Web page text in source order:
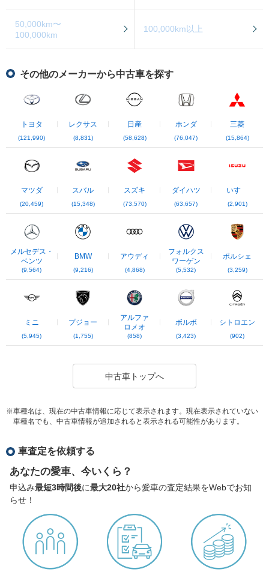
50,000km〜
100,000km
100,000km以上
その他のメーカーから中古車を探す
トヨタ
(121,990)
レクサス
(8,831)
日産
(58,628)
ホンダ
(76,047)
三菱
(15,864)
マツダ
(20,459)
スバル
(15,348)
スズキ
(73,570)
ダイハツ
(63,657)
いすゞ
(2,901)
メルセデス・
ベンツ
(9,564)
BMW
(9,216)
アウディ
(4,868)
フォルクス
ワーゲン
(5,532)
ポルシェ
(3,259)
ミニ
(5,945)
プジョー
(1,755)
アルファ
ロメオ
(858)
ボルボ
(3,423)
シトロエン
(902)
中古車トップへ
※車種名は、現在の中古車情報に応じて表示されます。現在表示されていない
車種名でも、中古車情報が追加されると表示される可能性があります。
車査定を依頼する
あなたの愛車、今いくら？
申込み最短3時間後に最大20社から愛車の査定結果をWebでお知
らせ！